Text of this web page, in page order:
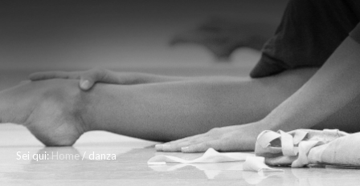
Sei qui:Home/ danza